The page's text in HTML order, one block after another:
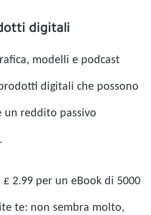
digitali
modelli e podcast
digitali che possono
un reddito passivo
2.99 per un eBook di 5000
te: non sembra molto,